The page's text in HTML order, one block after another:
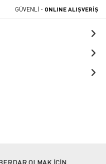
GÜVENLİ - ONLINE ALIŞVERİŞ
OLMAK İÇİN